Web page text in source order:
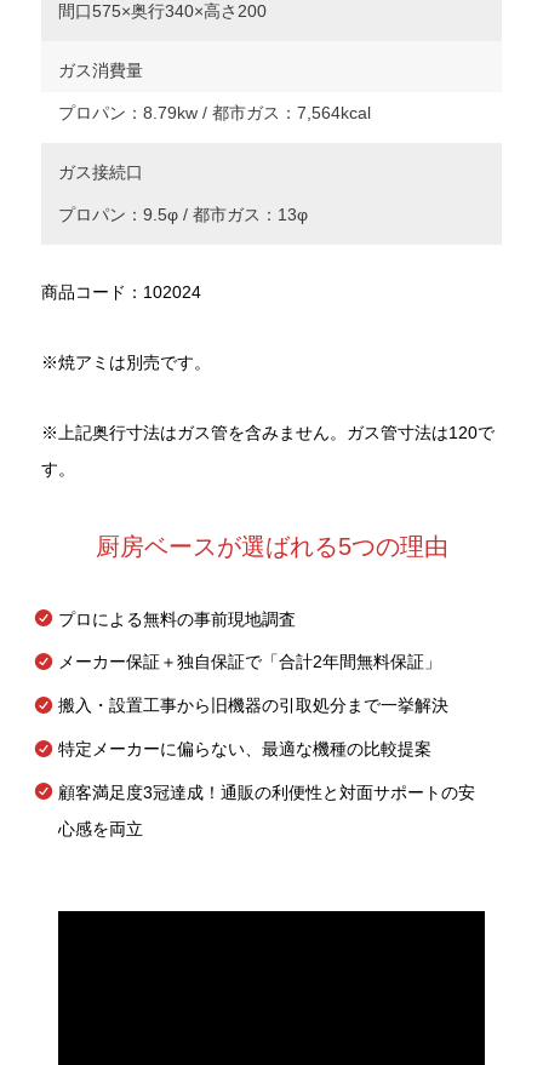
間口575×奥行340×高さ200
ガス消費量
プロパン：8.79kw / 都市ガス：7,564kcal
ガス接続口
プロパン：9.5φ / 都市ガス：13φ
商品コード：102024
※焼アミは別売です。
※上記奥行寸法はガス管を含みません。ガス管寸法は120で
す。
厨房ベースが選ばれる5つの理由
プロによる無料の事前現地調査
メーカー保証＋独自保証で「合計2年間無料保証」
搬入・設置工事から旧機器の引取処分まで一挙解決
特定メーカーに偏らない、最適な機種の比較提案
顧客満足度3冠達成！通販の利便性と対面サポートの安
心感を両立